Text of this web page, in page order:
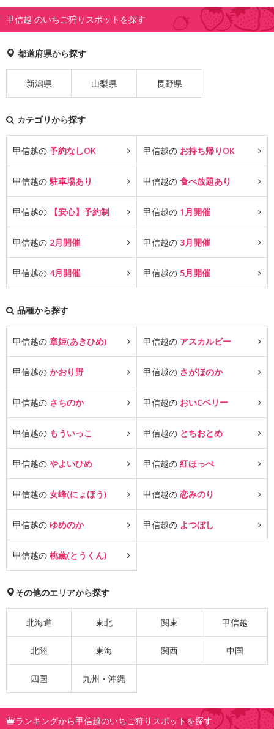
甲信越 のいちご狩りスポットを探す
都道府県から探す
新潟県 山梨県 長野県
カテゴリから探す
甲信越の 予約なしOK 甲信越の お持ち帰りOK
甲信越の駐車場あり 甲信越の 食べ放題あり
甲信越の 【安心】予約制 甲信越の 1月開催
甲信越の 2月開催 甲信越の 3月開催
甲信越の 4月開催 甲信越の 5月開催
品種から探す
甲信越の 章姫(あきひめ) 甲信越の アスカルビー
甲信越の かおり野 甲信越の さがほのか
甲信越の さちのか 甲信越の おいCベリー
甲信越の もういっこ 甲信越の とちおとめ
甲信越の やよいひめ 甲信越の 紅ほっぺ
甲信越の 女峰(にょほう) 甲信越の 恋みのり
甲信越の ゆめのか 甲信越の よつぼし
甲信越の 桃薫(とうくん)
その他のエリアから探す
北海道 東北 関東 甲信越
北陸 東海 関西 中国
四国 九州・沖縄
ランキングから甲信越のいちご狩りスポットを探す